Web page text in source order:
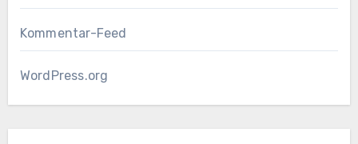
Kommentar-Feed
WordPress.org